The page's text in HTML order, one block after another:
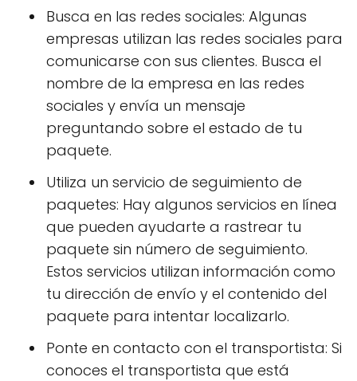
Busca en las redes sociales: Algunas
empresas utilizan las redes sociales para
comunicarse con sus clientes. Busca el
nombre de la empresa en las redes
sociales y envía un mensaje
preguntando sobre el estado de tu
paquete.
Utiliza un servicio de seguimiento de
paquetes: Hay algunos servicios en línea
que pueden ayudarte a rastrear tu
paquete sin número de seguimiento.
Estos servicios utilizan información como
tu dirección de envío y el contenido del
paquete para intentar localizarlo.
Ponte en contacto con el transportista: Si
conoces el transportista que está